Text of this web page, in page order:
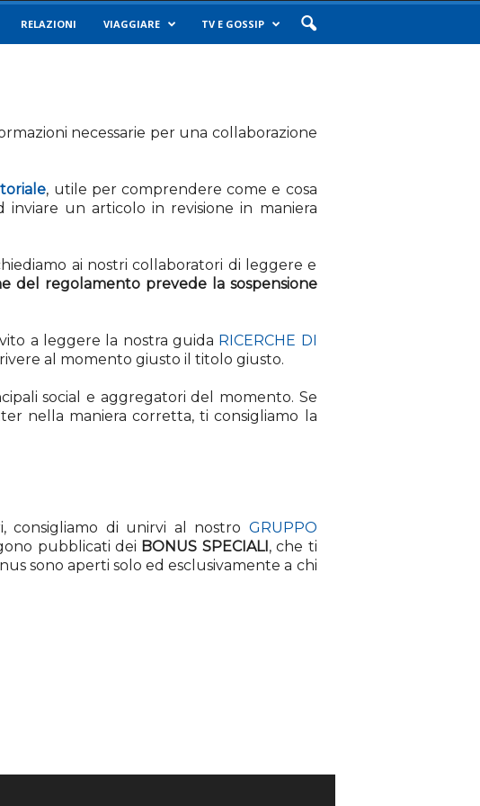
RELAZIONI VIAGGIARE TV E GOSSIP
necessarie per una collaborazione
, utile per comprendere come e cosa
un articolo in revisione in maniera
ai nostri collaboratori di leggere e
del regolamento prevede la sospensione
a leggere la nostra guida RICERCHE DI
al momento giusto il titolo giusto.
social e aggregatori del momento. Se
nella maniera corretta, ti consigliamo la
consigliamo di unirvi al nostro GRUPPO
pubblicati dei BONUS SPECIALI, che ti
sono aperti solo ed esclusivamente a chi